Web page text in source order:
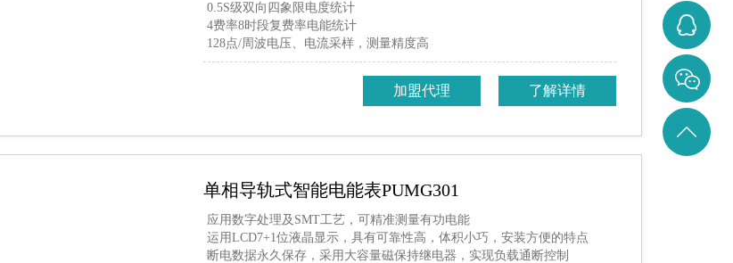
0371-
3284642207
返回
0.5S级双向四象限电度统计
4费率8时段复费率电能统计
128点/周波电压、电流采样，测量精度高
加盟代理 了解详情
单相导轨式智能电能表PUMG301
应用数字处理及SMT工艺，可精准测量有功电能
运用LCD7+1位液晶显示，具有可靠性高，体积小巧，安装方便的特点
断电数据永久保存，采用大容量磁保持继电器，实现负载通断控制